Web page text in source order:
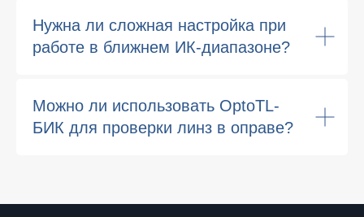
Нужна ли сложная настройка при
работе в ближнем ИК-диапазоне?
Можно ли использовать OptoTL-
БИК для проверки линз в оправе?